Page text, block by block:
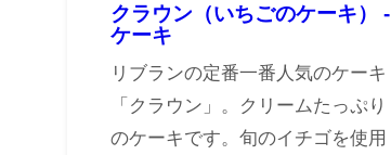
クラウン（いちごのケーキ） -
ケーキ
リブランの定番一番人気のケーキ
「クラウン」。クリームたっぷり
のケーキです。旬のイチゴを使用